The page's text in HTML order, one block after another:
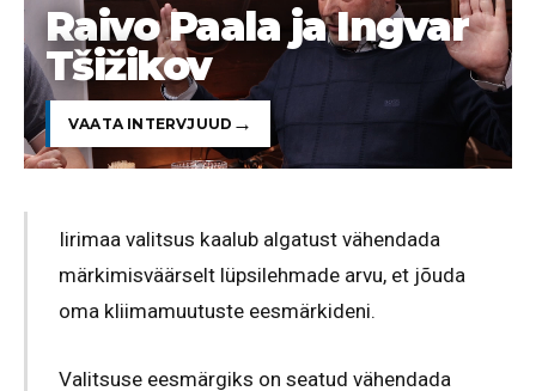
Raivo Paala ja Ingvar
Tšižikov
VAATA INTERVJUUD
Iirimaa valitsus kaalub algatust vähendada
märkimisväärselt lüpsilehmade arvu, et jõuda
oma kliimamuutuste eesmärkideni.
Valitsuse eesmärgiks on seatud vähendada